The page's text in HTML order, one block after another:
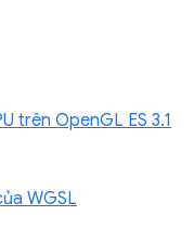
trên OpenGL ES 3.1
WGSL